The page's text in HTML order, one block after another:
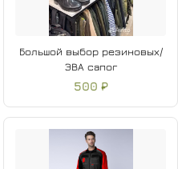
Большой выбор резиновых/
ЭВА сапог
500 ₽